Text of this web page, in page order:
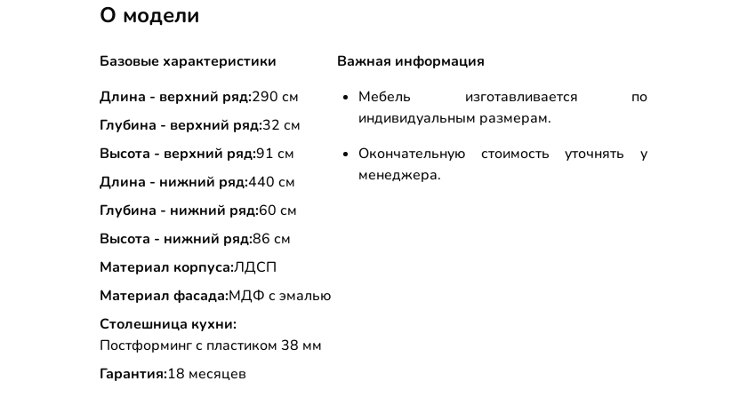
О модели
Базовые характеристики
Длина - верхний ряд:290 см
Глубина - верхний ряд:32 см
Высота - верхний ряд:91 см
Длина - нижний ряд:440 см
Глубина - нижний ряд:60 см
Высота - нижний ряд:86 см
Материал корпуса:ЛДСП
Материал фасада:МДФ с эмалью
Столешница кухни:
Постформинг с пластиком 38 мм
Гарантия:18 месяцев
Важная информация
Мебель изготавливается по
индивидуальным размерам.
Окончательную стоимость уточнять у
менеджера.